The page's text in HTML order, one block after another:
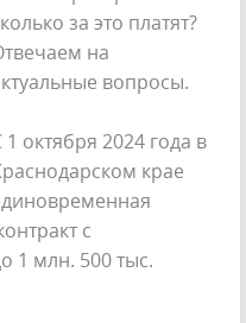
за это платят?
на
вопросы.
1 октября 2024 года в
крае
с
1 млн. 500 тыс.